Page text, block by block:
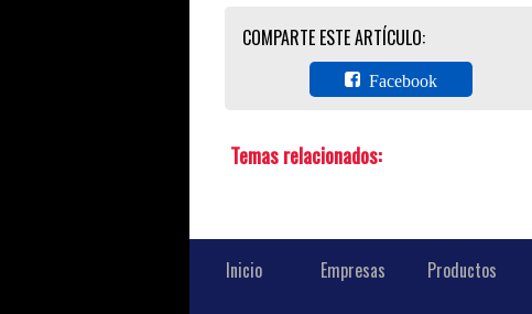
COMPARTE ESTE ARTÍCULO:
Facebook
Temas relacionados:
Inicio Empresas Productos